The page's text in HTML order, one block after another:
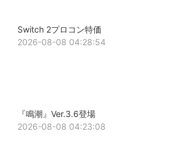
Switch 2プロコン特価
2026-08-08 04:28:54
『鳴潮』Ver.3.6登場
2026-08-08 04:23:08